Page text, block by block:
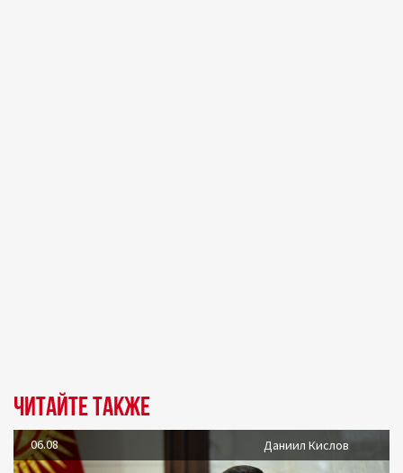
Читайте также
06.08 Даниил Кислов